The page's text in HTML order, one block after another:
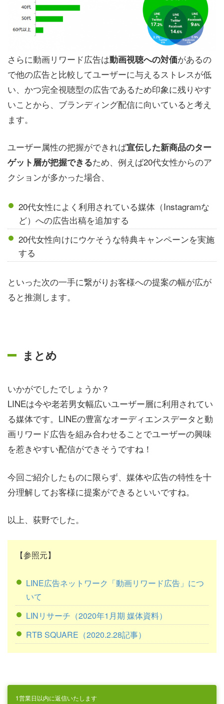
さらに動画リワード広告は動画視聴への対価があるの
で他の広告と比較してユーザーに与えるストレスが低
い、かつ完全視聴型の広告であるため印象に残りやす
いことから、ブランディング配信に向いていると考え
ます。
ユーザー属性の把握ができれば宣伝した新商品のター
ゲット層が把握できるため、例えば20代女性からのア
クションが多かった場合、
20代女性によく利用されている媒体（Instagramな
ど）への広告出稿を追加する
20代女性向けにウケそうな特典キャンペーンを実施
する
といった次の一手に繋がりお客様への提案の幅が広が
ると推測します。
まとめ
いかがでしたでしょうか？
LINEは今や老若男女幅広いユーザー層に利用されてい
る媒体です。LINEの豊富なオーディエンスデータと動
画リワード広告を組み合わせることでユーザーの興味
を惹きやすい配信ができそうですね！
今回ご紹介したものに限らず、媒体や広告の特性を十
分理解してお客様に提案ができるといいですね。
以上、荻野でした。
【参照元】
LINE広告ネットワーク「動画リワード広告」につ
いて
LINリサーチ（2020年1月期 媒体資料）
RTB SQUARE（2020.2.28記事）
1営業日以内に返信いたします